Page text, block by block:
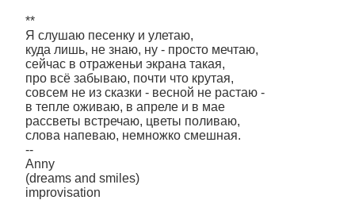
**
Я слушаю песенку и улетаю,
куда лишь, не знаю, ну - просто мечтаю,
сейчас в отраженьи экрана такая,
про всё забываю, почти что крутая,
совсем не из сказки - весной не растаю -
в тепле оживаю, в апреле и в мае
рассветы встречаю, цветы поливаю,
слова напеваю, немножко смешная.
--
Anny
(dreams and smiles)
improvisation